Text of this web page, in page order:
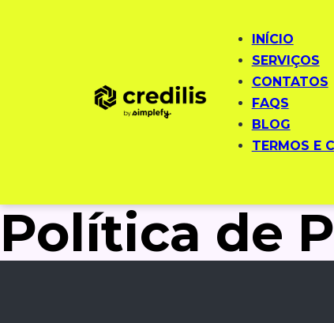
INÍCIO
SERVIÇOS
CONTATOS
FAQS
BLOG
TERMOS E
Política de